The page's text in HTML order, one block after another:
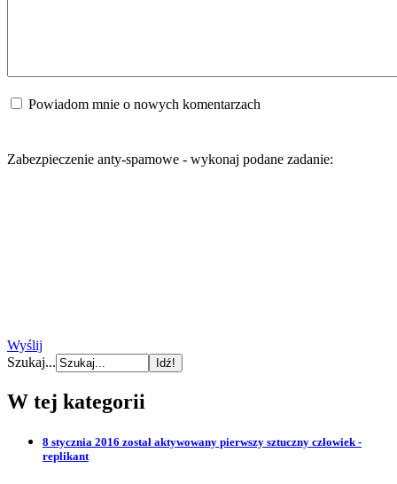
Powiadom mnie o nowych komentarzach
Zabezpieczenie anty-spamowe - wykonaj podane zadanie:
Wyślij
Szukaj...
W tej kategorii
8 stycznia 2016 został aktywowany pierwszy sztuczny człowiek -
replikant